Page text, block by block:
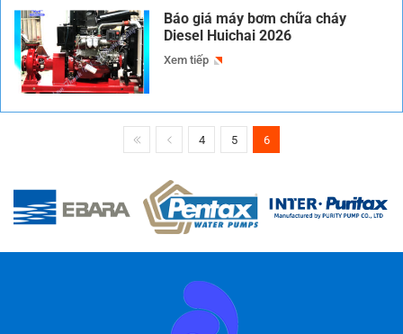
Báo giá máy bơm chữa cháy
Diesel Huichai 2026
Xem tiếp
4 5 6